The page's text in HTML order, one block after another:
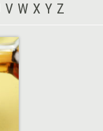
V W X Y Z